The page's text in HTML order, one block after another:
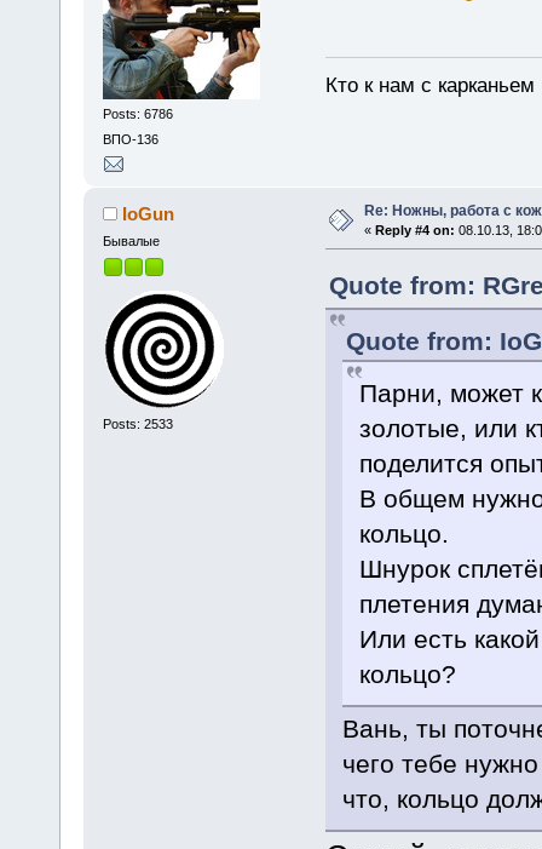
Posts: 6786
ВПО-136
Кто к нам с
IoGun
Бывалые
Posts: 2533
Re: Ножны, работа с
« Reply #4 on: 08.10.13,
Quote from:
Quote from:
Парни, может
золотые, или
поделится
В общем
кольцо.
Шнурок
плетения
Или есть
кольцо?
Вань, ты
чего тебе
что, кольцо